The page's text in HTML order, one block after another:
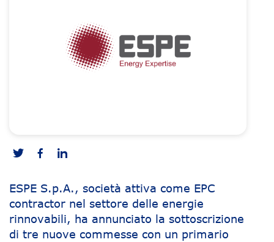
ESPE S.p.A., società attiva come EPC
contractor nel settore delle energie
rinnovabili, ha annunciato la sottoscrizione
di tre nuove commesse con un primario